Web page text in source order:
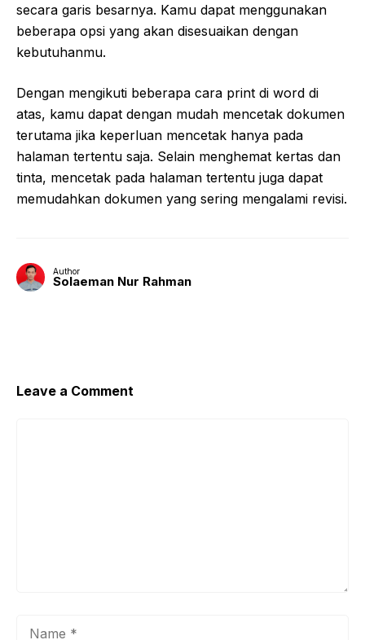
secara garis besarnya. Kamu dapat menggunakan
beberapa opsi yang akan disesuaikan dengan
kebutuhanmu.
Dengan mengikuti beberapa cara print di word di
atas, kamu dapat dengan mudah mencetak dokumen
terutama jika keperluan mencetak hanya pada
halaman tertentu saja. Selain menghemat kertas dan
tinta, mencetak pada halaman tertentu juga dapat
memudahkan dokumen yang sering mengalami revisi.
Author
Solaeman Nur Rahman
Leave a Comment